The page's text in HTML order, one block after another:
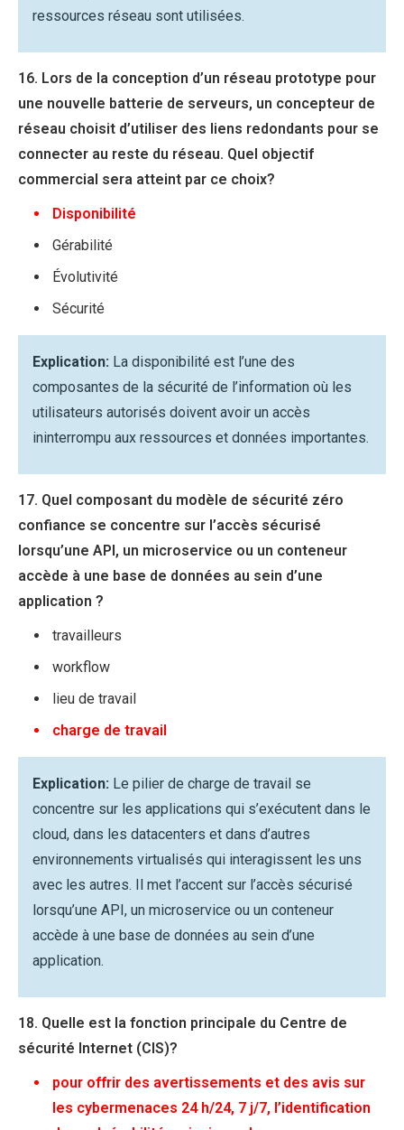
ressources réseau sont utilisées.
16. Lors de la conception d’un réseau prototype pour
une nouvelle batterie de serveurs, un concepteur de
réseau choisit d’utiliser des liens redondants pour se
connecter au reste du réseau. Quel objectif
commercial sera atteint par ce choix?
Disponibilité
Gérabilité
Évolutivité
Sécurité
Explication: La disponibilité est l’une des
composantes de la sécurité de l’information où les
utilisateurs autorisés doivent avoir un accès
ininterrompu aux ressources et données importantes.
17. Quel composant du modèle de sécurité zéro
confiance se concentre sur l’accès sécurisé
lorsqu’une API, un microservice ou un conteneur
accède à une base de données au sein d’une
application ?
travailleurs
workflow
lieu de travail
charge de travail
Explication: Le pilier de charge de travail se
concentre sur les applications qui s’exécutent dans le
cloud, dans les datacenters et dans d’autres
environnements virtualisés qui interagissent les uns
avec les autres. Il met l’accent sur l’accès sécurisé
lorsqu’une API, un microservice ou un conteneur
accède à une base de données au sein d’une
application.
18. Quelle est la fonction principale du Centre de
sécurité Internet (CIS)?
pour offrir des avertissements et des avis sur
les cybermenaces 24 h/24, 7 j/7, l’identification